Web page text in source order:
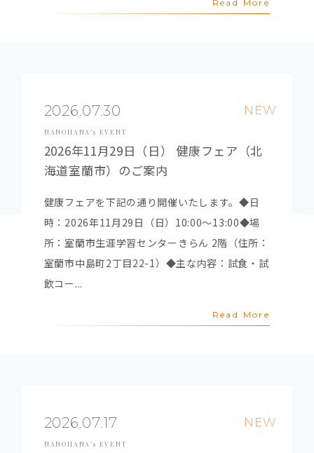
Read More
NEW
2026.07.30
NANOHANA’s EVENT
2026年11月29日（日） 健康フェア（北
海道室蘭市）のご案内
健康フェアを下記の通り開催いたします。◆日
時：2026年11月29日（日）10:00～13:00◆場
所：室蘭市生涯学習センターきらん 2階（住所：
室蘭市中島町2丁目22-1）◆主な内容：試食・試
飲コー...
Read More
NEW
2026.07.17
NANOHANA’s EVENT